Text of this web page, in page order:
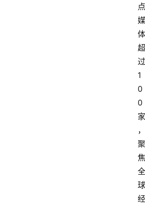
点
媒
体
超
过
1
0
0
家
，
聚
焦
全
球
经